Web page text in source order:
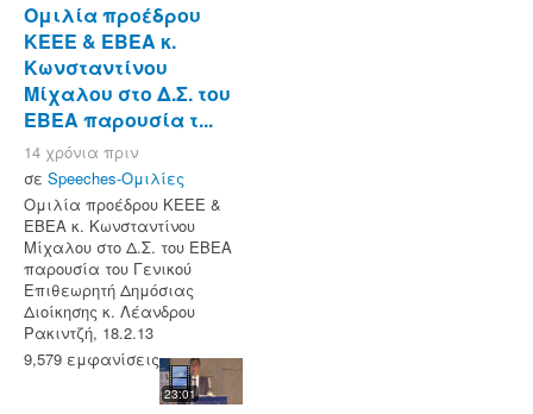
Ομιλία προέδρου
ΚΕΕΕ & EBEA κ.
Κωνσταντίνου
Μίχαλου στο Δ.Σ. του
ΕΒΕΑ παρουσία τ...
14 χρόνια πριν
σε Speeches-Ομιλίες
Ομιλία προέδρου ΚΕΕΕ &
EBEA κ. Κωνσταντίνου
Μίχαλου στο Δ.Σ. του ΕΒΕΑ
παρουσία του Γενικού
Επιθεωρητή Δημόσιας
Διοίκησης κ. Λέανδρου
Ρακιντζή, 18.2.13
9,579 εμφανίσεις
23:01